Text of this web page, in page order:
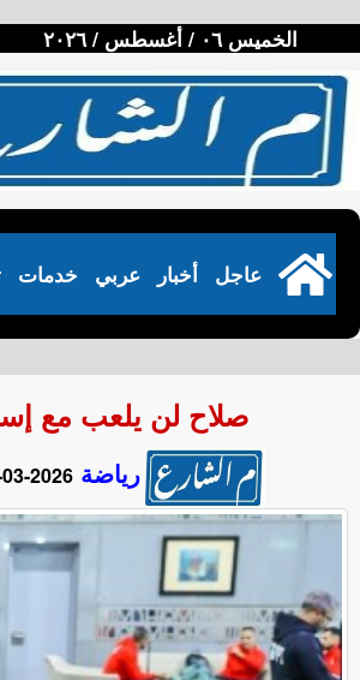
الخميس ٠٦ / أغسطس / ٢٠٢٦
خدمات عربي أخبار عاجل
صلاح لن يلعب مع
رياضة 2026-03-25 18:47:27